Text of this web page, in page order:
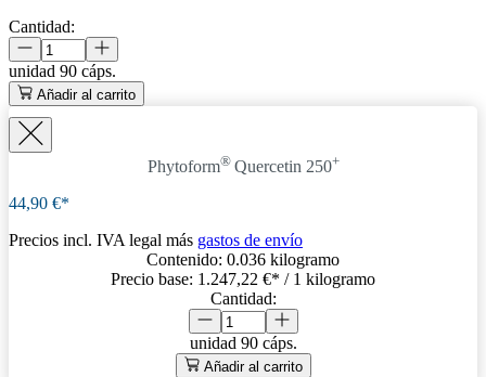
Cantidad:
unidad 90 cáps.
Añadir al carrito
Phytoform® Quercetin 250+
44,90 €*
Precios incl. IVA legal más gastos de envío
Contenido: 0.036 kilogramo
Precio base: 1.247,22 €* / 1 kilogramo
Cantidad:
unidad 90 cáps.
Añadir al carrito